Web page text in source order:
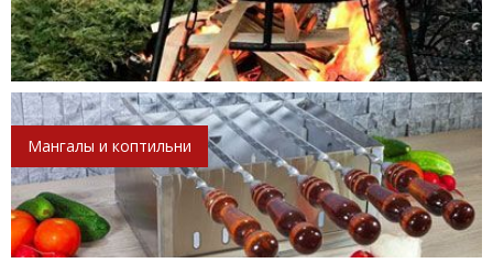
Мангалы и коптильни